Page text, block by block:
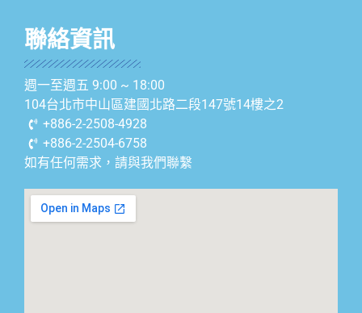
聯絡資訊
週一至週五 9:00 ~ 18:00
104台北市中山區建國北路二段147號14樓之2
+886-2-2508-4928
+886-2-2504-6758
如有任何需求，請與我們聯繫